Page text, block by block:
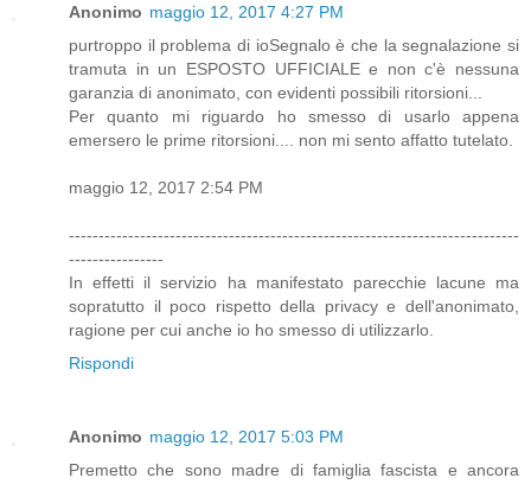
Anonimo maggio 12, 2017 4:27 PM
purtroppo il problema di ioSegnalo è che la segnalazione si
tramuta in un ESPOSTO UFFICIALE e non c'è nessuna
garanzia di anonimato, con evidenti possibili ritorsioni...
Per quanto mi riguardo ho smesso di usarlo appena
emersero le prime ritorsioni.... non mi sento affatto tutelato.
maggio 12, 2017 2:54 PM
----------------------------------------------------------------------------
----------------
In effetti il servizio ha manifestato parecchie lacune ma
sopratutto il poco rispetto della privacy e dell'anonimato,
ragione per cui anche io ho smesso di utilizzarlo.
Rispondi
Anonimo maggio 12, 2017 5:03 PM
Premetto che sono madre di famiglia fascista e ancora